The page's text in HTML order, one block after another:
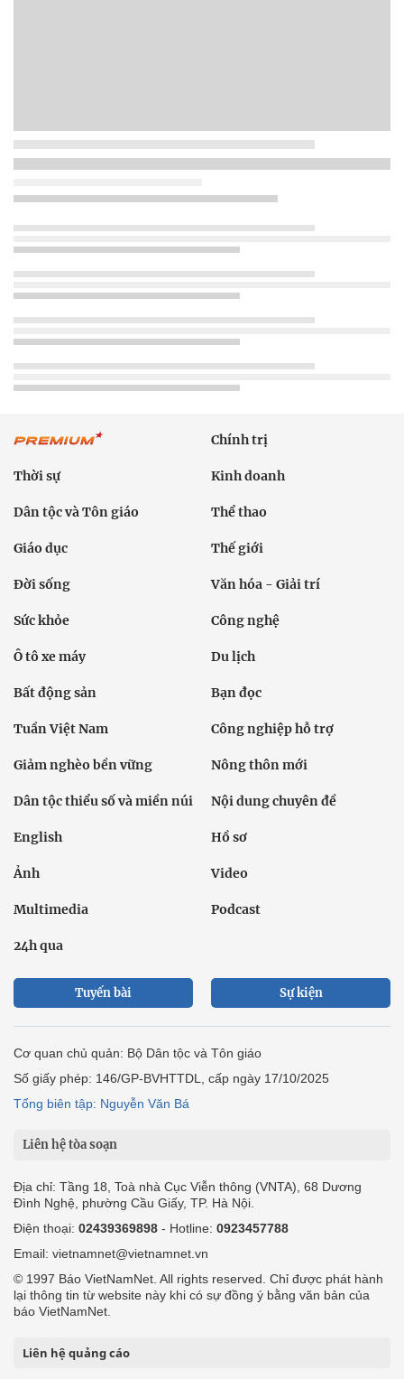
Chính trị
Thời sự Kinh doanh
Dân tộc và Tôn giáo Thể thao
Giáo dục Thế giới
Đời sống Văn hóa - Giải trí
Sức khỏe Công nghệ
Ô tô xe máy Du lịch
Bất động sản Bạn đọc
Tuần Việt Nam Công nghiệp hỗ trợ
Giảm nghèo bền vững Nông thôn mới
Dân tộc thiểu số và miền núi Nội dung chuyên đề
English Hồ sơ
Ảnh Video
Multimedia Podcast
24h qua
Tuyến bài Sự kiện
Cơ quan chủ quản: Bộ Dân tộc và Tôn giáo
Số giấy phép: 146/GP-BVHTTDL, cấp ngày 17/10/2025
Tổng biên tập: Nguyễn Văn Bá
Liên hệ tòa soạn
Địa chỉ: Tầng 18, Toà nhà Cục Viễn thông (VNTA), 68 Dương
Đình Nghệ, phường Cầu Giấy, TP. Hà Nội.
Điện thoại: 02439369898 - Hotline: 0923457788
Email: vietnamnet@vietnamnet.vn
© 1997 Báo VietNamNet. All rights reserved. Chỉ được phát hành
lại thông tin từ website này khi có sự đồng ý bằng văn bản của
báo VietNamNet.
Liên hệ quảng cáo